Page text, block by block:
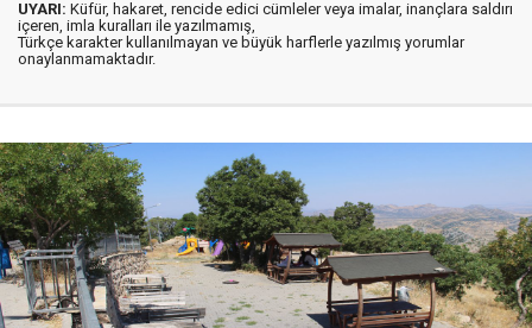
UYARI: Küfür, hakaret, rencide edici cümleler veya imalar, inançlara saldırı
içeren, imla kuralları ile yazılmamış,
Türkçe karakter kullanılmayan ve büyük harflerle yazılmış yorumlar
onaylanmamaktadır.